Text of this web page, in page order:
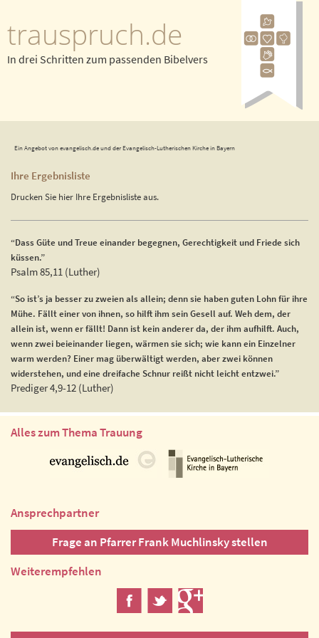
trauspruch.de
In drei Schritten zum passenden Bibelvers
Ein Angebot von evangelisch.de und der Evangelisch-Lutherischen Kirche in Bayern
Ihre Ergebnisliste
Drucken Sie hier Ihre Ergebnisliste aus.
“Dass Güte und Treue einander begegnen, Gerechtigkeit und Friede sich
küssen.”
Psalm 85,11 (Luther)
“So ist’s ja besser zu zweien als allein; denn sie haben guten Lohn für ihre
Mühe. Fällt einer von ihnen, so hilft ihm sein Gesell auf. Weh dem, der
allein ist, wenn er fällt! Dann ist kein anderer da, der ihm aufhilft. Auch,
wenn zwei beieinander liegen, wärmen sie sich; wie kann ein Einzelner
warm werden? Einer mag überwältigt werden, aber zwei können
widerstehen, und eine dreifache Schnur reißt nicht leicht entzwei.”
Prediger 4,9-12 (Luther)
Alles zum Thema Trauung
Ansprechpartner
Frage an Pfarrer Frank Muchlinsky stellen
Weiterempfehlen